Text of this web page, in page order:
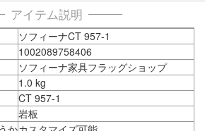
アイテム説明
ソフィーナCT 957-1
1002089758406
ソフィーナ家具フラッグショップ
1.0 kg
CT 957-1
岩板